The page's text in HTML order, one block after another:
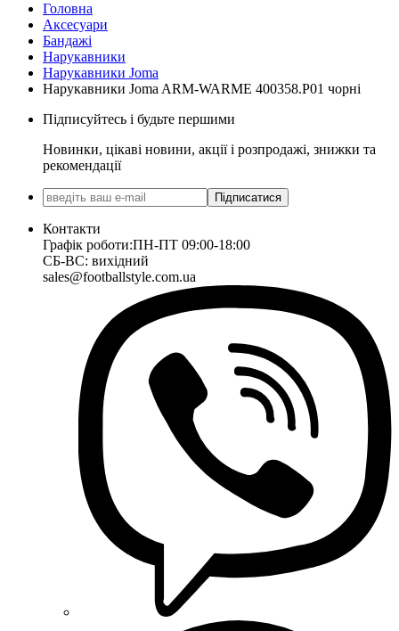
Головна
Аксесуари
Бандажі
Нарукавники
Нарукавники Joma
Нарукавники Joma ARM-WARME 400358.P01 чорні
Підписуйтесь і будьте першими
Новинки, цікаві новини, акції і розпродажі, знижки та
рекомендації
Підписатися
Контакти
Графік роботи:ПН-ПТ 09:00-18:00
СБ-ВС: вихідний
sales@footballstyle.com.ua